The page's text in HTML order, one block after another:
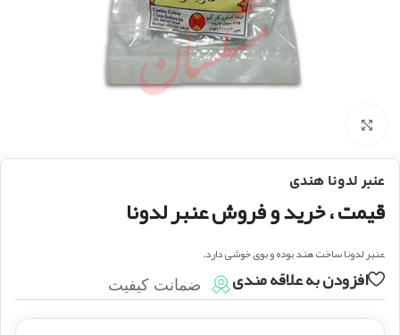
عنبر لدونا هندی
قیمت ، خرید و فروش عنبر لدونا
عنبر لدونا ساخت هند بوده و بوی خوشی دارد.
افزودن به علاقه مندی ضمانت کیفیت